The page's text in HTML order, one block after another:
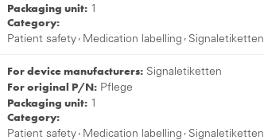
Packaging unit: 1
Category:
Patient safety , Medication labelling , Signaletiketten
For device manufacturers: Signaletiketten
For original P/N: Pflege
Packaging unit: 1
Category:
Patient safety , Medication labelling , Signaletiketten